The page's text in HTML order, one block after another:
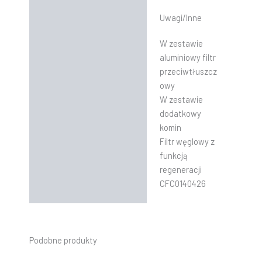
Uwagi/Inne
W zestawie
aluminiowy filtr
przeciwtłuszcz
owy
W zestawie
dodatkowy
komin
Filtr węglowy z
funkcją
regeneracji
CFC0140426
Podobne produkty